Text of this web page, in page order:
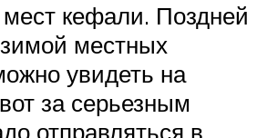
кефали. Поздней
местных
увидеть на
за серьезным
отправляться в